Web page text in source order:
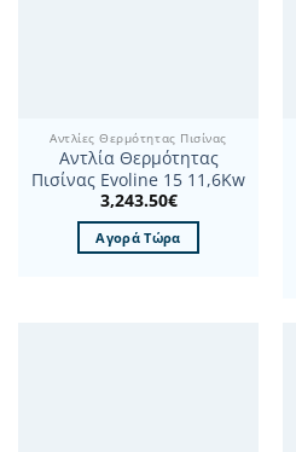
Αντλίες Θερμότητας Πισίνας
Αντλία Θερμότητας
Πισίνας Evoline 15 11,6Kw
3,243.50€
Αγορά Τώρα